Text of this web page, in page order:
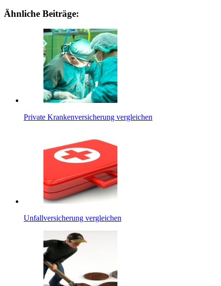
Ähnliche Beiträge:
Private Krankenversicherung vergleichen
Unfallversicherung vergleichen